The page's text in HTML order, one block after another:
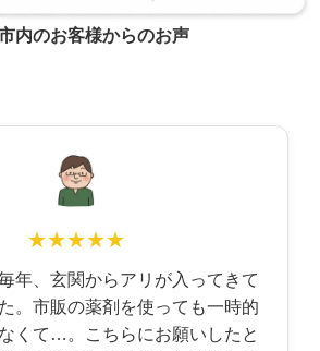
内のお客様からのお声
★★★★★
年、玄関からアリが入ってきて
。市販の薬剤を使っても一時的
くて…。こちらにお願いしたと